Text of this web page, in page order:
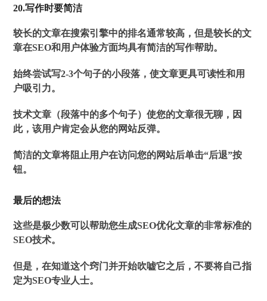
20.写作时要简洁
较长的文章在搜索引擎中的排名通常较高，但是较长的文
章在SEO和用户体验方面均具有简洁的写作帮助。
始终尝试写2-3个句子的小段落，使文章更具可读性和用
户吸引力。
技术文章（段落中的多个句子）使您的文章很无聊，因
此，该用户肯定会从您的网站反弹。
简洁的文章将阻止用户在访问您的网站后单击“后退”按
钮。
最后的想法
这些是极少数可以帮助您生成SEO优化文章的非常标准的
SEO技术。
但是，在知道这个窍门并开始吹嘘它之后，不要将自己指
定为SEO专业人士。